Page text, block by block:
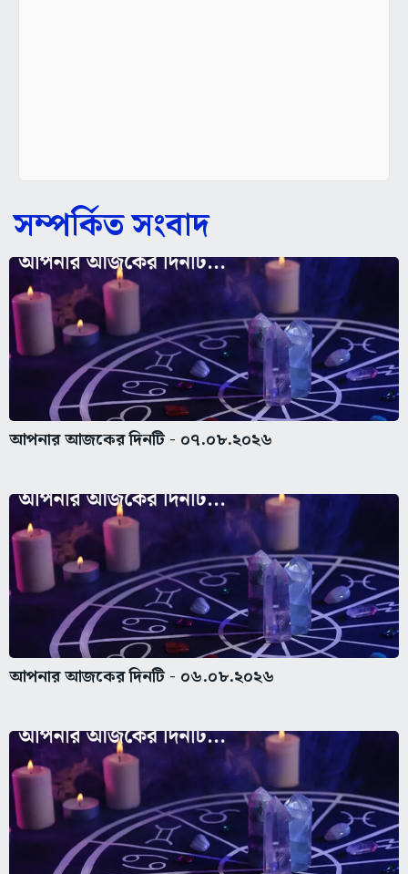
সম্পর্কিত সংবাদ
আপনার আজকের দিনটি - ০৭.০৮.২০২৬
আপনার আজকের দিনটি - ০৬.০৮.২০২৬